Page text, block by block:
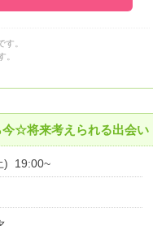
。
。
今☆将来考えられる出会い
) 19:00~